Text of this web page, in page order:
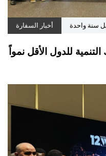
سنة واحدة أخبار السفارة
للدول الأقل نمواً